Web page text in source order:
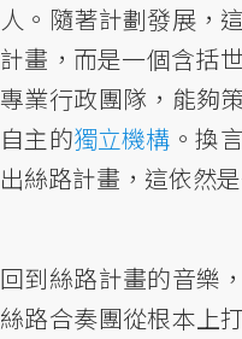
人。隨著計劃發展，
計畫，而是一個含括
專業行政團隊，能夠
自主的獨立機構 。換
出絲路計畫，這依然
回到絲路計畫的音樂
絲路合奏團從根本上